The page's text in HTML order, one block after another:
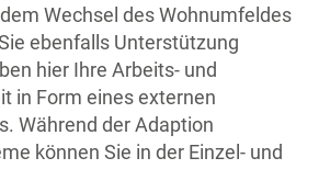
Wechsel des Wohnumfeldes
ebenfalls Unterstützung
hier Ihre Arbeits- und
in Form eines externen
Während der Adaption
können Sie in der Einzel- und